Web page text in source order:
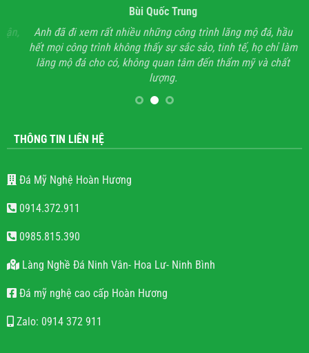
Bùi Quốc Trung
Anh đã đi xem rất nhiều những công trình lăng mộ đá, hầu
hết mọi công trình không thấy sự sắc sảo, tinh tế, họ chỉ làm
lăng mộ đá cho có, không quan tâm đến thẩm mỹ và chất
lượng.
THÔNG TIN LIÊN HỆ
Đá Mỹ Nghệ Hoàn Hương
0914.372.911
0985.815.390
Làng Nghề Đá Ninh Vân- Hoa Lư- Ninh Bình
Đá mỹ nghệ cao cấp Hoàn Hương
Zalo: 0914 372 911